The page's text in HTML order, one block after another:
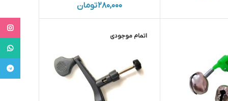
۲۸۰,۰۰۰تومان
اتمام موجودی